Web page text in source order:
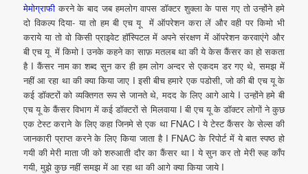
मेमोग्राफी करने के बाद जब हमलोग वापस डॉक्टर शुक्ला के पास गए तो उन्होंने हमे
दो विकल्प दिया- या तो हम बी एच यू में ऑपरेशन करा लें और वही पर किमो भी
कराये या तो वो किसी प्राइवेट हॉस्पिटल में अपने संरक्षण में ऑपरेशन करवाएंगे और
बी एच यू में किमो I उनके कहने का साफ़ मतलब था की ये केस कैंसर का हो सकता
है I कैंसर नाम का शब्द सुन कर ही हम लोग अन्दर से एकदम डर गए थे, समझ में
नहीं आ रहा था की क्या किया जाए I इसी बीच हमारे एक पडोसी, जो की बी एच यू के
कई डॉक्टरों को व्यक्तिगत रूप से जानते थे, मदद के लिए आगे आये I उन्होंने हमे बी
एच यू के कैंसर विभाग में कई डॉक्टरों से मिलवाया I बी एच यू के डॉक्टर लोगों ने कुछ
एक टेस्ट कराने के लिए कहा जिनमे से एक था FNAC I ये टेस्ट कैंसर के सेल्स की
जानकारी प्राप्त करने के लिए किया जाता है I FNAC के रिपोर्ट में ये बात स्पष्ठ हो
गयी की मेरी माता जी को शरुआती दौर का कैंसर था I ये सुन कर तो मेरी रूह काँप
गयी, मुझे कुछ नहीं समझ में आ रहा था की आगे क्या किया जाये I